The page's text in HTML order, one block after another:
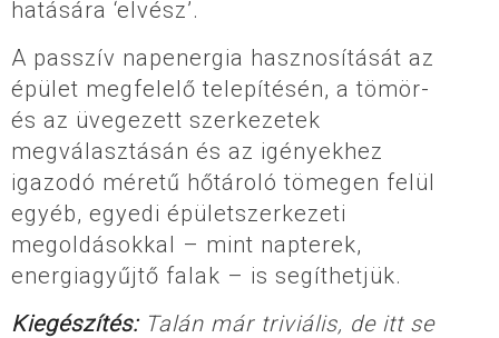
hatására ‘elvész’.
A passzív napenergia hasznosítását az
épület megfelelő telepítésén, a tömör-
és az üvegezett szerkezetek
megválasztásán és az igényekhez
igazodó méretű hőtároló tömegen felül
egyéb, egyedi épületszerkezeti
megoldásokkal – mint napterek,
energiagyűjtő falak – is segíthetjük.
Kiegészítés:Talán már triviális, de itt se